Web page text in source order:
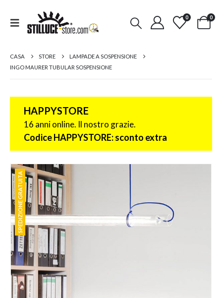
0 0
CASA STORE
LAMPADE A SOSPENSIONE
INGO MAURER TUBULAR SOSPENSIONE
HAPPYSTORE
16 anni online. Il nostro grazie.
Codice HAPPYSTORE: sconto extra
SPEDIZIONE GRATUITA
SPEDIZIONE GRATUITA